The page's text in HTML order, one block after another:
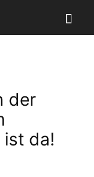
der
da!